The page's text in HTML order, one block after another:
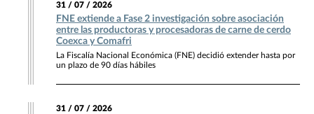
31 / 07 / 2026
FNE extiende a Fase 2 investigación sobre asociación
entre las productoras y procesadoras de carne de cerdo
Coexca y Comafri
La Fiscalía Nacional Económica (FNE) decidió extender hasta por
un plazo de 90 días hábiles
31 / 07 / 2026